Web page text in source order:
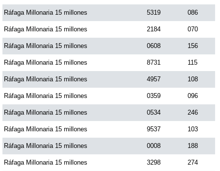
Ráfaga Millonaria 15 millones 5319 086
Ráfaga Millonaria 15 millones 2184 070
Ráfaga Millonaria 15 millones 0608 156
Ráfaga Millonaria 15 millones 8731 115
Ráfaga Millonaria 15 millones 4957 108
Ráfaga Millonaria 15 millones 0359 096
Ráfaga Millonaria 15 millones 0534 246
Ráfaga Millonaria 15 millones 9537 103
Ráfaga Millonaria 15 millones 0008 188
Ráfaga Millonaria 15 millones 3298 274